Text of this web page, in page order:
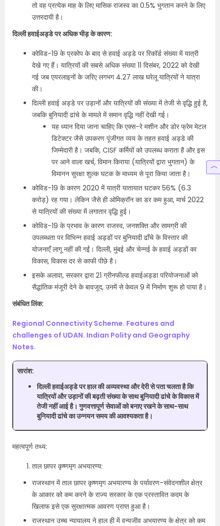
तो वह प्रत्येक माह के लिए मासिक राजस्व का 0.5% भुगतान करने के लिए
उत्तरदायी है।
दिल्ली हवाईअड्डे पर अधिक भीड़ के कारण:
कोविड-19 के प्रकोप के बाद से हवाई अड्डे पर रिकॉर्ड संख्या में यात्री
देखे गए हैं। यात्रियों की सबसे अधिक संख्या 11 दिसंबर, 2022 को देखी
गई जब एयरलाइनों के जरिए लगभग 4.27 लाख घरेलू यात्रियों ने यात्रा
की।
दिल्ली हवाई अड्डे पर उड़ानों और यात्रियों की संख्या में तेजी से वृद्धि हुई है,
जबकि बुनियादी ढांचे के मामले में समान वृद्धि नहीं देखी गई।
यह ध्यान दिया जाना चाहिए कि एक्स-रे मशीन और डोर फ्रेम मेटल
डिटेक्टर जैसे उपकरण पूंजीगत व्यय के तहत हवाई अड्डे की
जिम्मेदारी है। जबकि, CISF कर्मियों को उपलब्ध कराता है और इस
पर आने वाला खर्च, विमान किराया (यात्रियों द्वारा भुगतान) के
विमानन सुरक्षा शुल्क घटक के माध्यम से पूरा किया जाता है।
कोविड-19 के कारण 2020 में यात्री यातायात घटकर 56% (6.3
करोड़) रह गया। लेकिन जैसे ही ओमिक्रॉन का डर कम हुआ, मार्च 2022
से यात्रियों की संख्या में लगातार वृद्धि हुई।
कोविड-19 के प्रभाव के कारण राजस्व, जनशक्ति और सामग्री की
उपलब्धता पर विभिन्न हवाई अड्डों पर बुनियादी ढाँचे के विस्तार की
योजनाएँ लागू नहीं की गईं। दिल्ली, मुंबई और चेन्नई के हवाई अड्डों का
विकास, विकास दर से काफी पीछे है।
इसके अलावा, सरकार द्वारा 21 ग्रीनफील्ड हवाईअड्डा परियोजनाओं को
सैद्धांतिक मंजूरी देने के बावजूद, उनमें से केवल 9 में निर्माण शुरू हो पाया है।
संबंधित लिंक:
Regional Connectivity Scheme. Features and
challenges of UDAN. Indian Polity and Geography
Notes.
सारांश:
दिल्ली हवाईअड्डे पर हाल की अव्यवस्था और देरी से पता चलता है कि
यात्रियों और उड़ानों की बढ़ती संख्या के साथ बुनियादी ढांचे के विकास में
तेजी नहीं आई है। गुणवत्तापूर्ण सेवाओं को बनाए रखने के साथ-साथ
बुनियादी ढांचे का उन्नयन समय की आवश्यकता है।
महत्वपूर्ण तथ्य:
ताल छापर कृष्णमृग अभयारण्य:
राजस्थान में ताल छापर कृष्णमृग अभयारण्य के पर्यावरण-संवेदनशील क्षेत्र
के आकार को कम करने के राज्य सरकार के एक प्रस्तावित कदम के
खिलाफ इसे एक सुरक्षात्मक आवरण प्राप्त हुआ है।
राजस्थान उच्च न्यायालय ने हाल ही में वन्यजीव अभयारण्य के क्षेत्र को कम